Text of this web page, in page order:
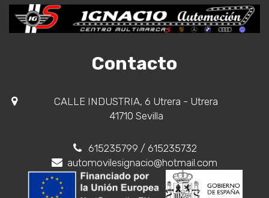
Contacto
CALLE INDUSTRIA, 6 Utrera - Utrera
41710 Sevilla
615235799 / 615235732
automovilesignacio@hotmail.com